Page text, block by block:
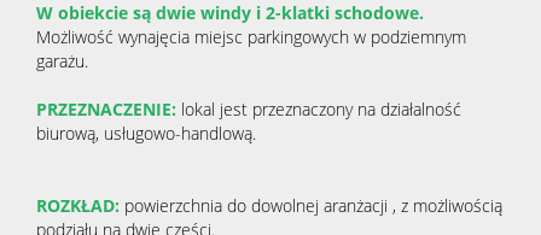
W obiekcie są dwie windy i 2-klatki schodowe.
Możliwość wynajęcia miejsc parkingowych w podziemnym
garażu.
PRZEZNACZENIE: lokal jest przeznaczony na działalność
biurową, usługowo-handlową.
ROZKŁAD: powierzchnia do dowolnej aranżacji , z możliwością
podziału na dwie części.